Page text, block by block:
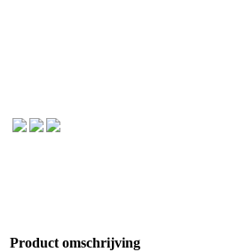
Product omschrijving